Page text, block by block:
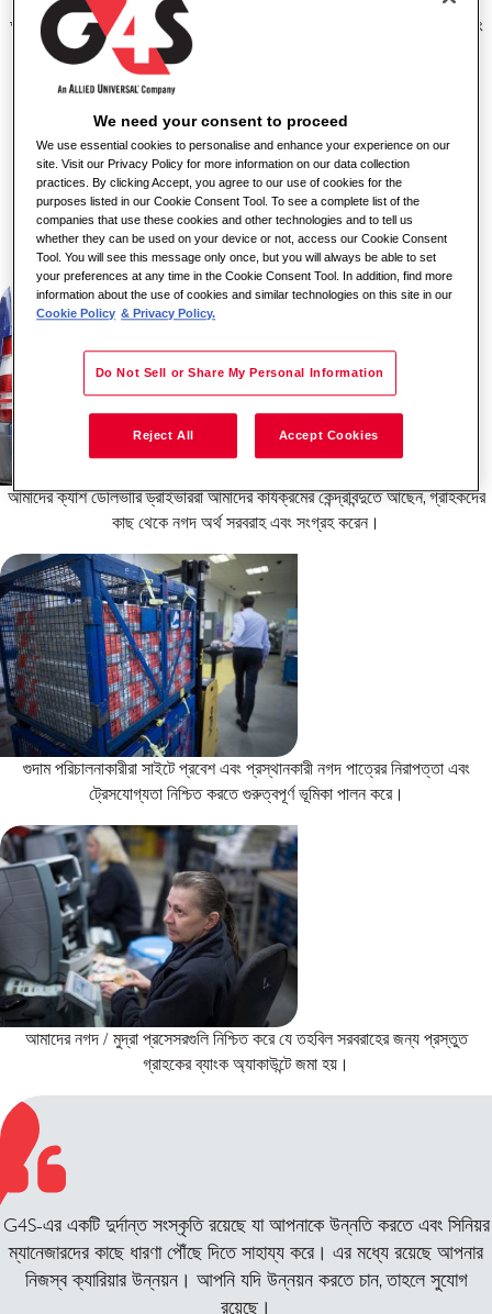
আমাদের ভূমিকা ব্যাংক এবং ব্যবসা প্রতিষ্ঠানে সংগ্রহ এবং বিতরণ, এটিএম পরিচালনা এবং
ব্যাংক নোট, কয়েন এবং চেক প্রক্রিয়াকরণের বাইরেও বিস্তৃত। আমরা ব্যবসা
প্রতিষ্ঠানগুলিকে নগদ, কার্ড, ফোন এবং অনলাইন কেনাকাটার জন্য অর্থপ্রদানের সমাধান
প্রদান করি। এর মধ্যে রয়েছে শিল্পকর্ম, গহনা এবং ওষুধের মতো মূল্যবান জিনিসপত্রের
নিরাপদ পরিবহন এবং সংরক্ষণ।
চাকরি দেখুন
আমাদের নগদ সমাধানের ভূমিকা
আমাদের ক্যাশ ডেলিভারি ড্রাইভাররা আমাদের কার্যক্রমের কেন্দ্রবিন্দুতে আছেন, গ্রাহকদের
কাছ থেকে নগদ অর্থ সরবরাহ এবং সংগ্রহ করেন।
গুদাম পরিচালনাকারীরা সাইটে প্রবেশ এবং প্রস্থানকারী নগদ পাত্রের নিরাপত্তা এবং
ট্রেসযোগ্যতা নিশ্চিত করতে গুরুত্বপূর্ণ ভূমিকা পালন করে।
আমাদের নগদ / মুদ্রা প্রসেসরগুলি নিশ্চিত করে যে তহবিল সরবরাহের জন্য প্রস্তুত
গ্রাহকের ব্যাংক অ্যাকাউন্টে জমা হয়।
G4S-এর একটি দুর্দান্ত সংস্কৃতি রয়েছে যা আপনাকে উন্নতি করতে এবং সিনিয়র
ম্যানেজারদের কাছে ধারণা পৌঁছে দিতে সাহায্য করে। এর মধ্যে রয়েছে আপনার
নিজস্ব ক্যারিয়ার উন্নয়ন। আপনি যদি উন্নয়ন করতে চান, তাহলে সুযোগ
রয়েছে।
We need your consent to proceed
We use essential cookies to personalise and enhance your experience on our
site. Visit our Privacy Policy for more information on our data collection
practices. By clicking Accept, you agree to our use of cookies for the
purposes listed in our Cookie Consent Tool. To see a complete list of the
companies that use these cookies and other technologies and to tell us
whether they can be used on your device or not, access our Cookie Consent
Tool. You will see this message only once, but you will always be able to set
your preferences at any time in the Cookie Consent Tool. In addition, find more
information about the use of cookies and similar technologies on this site in our
Cookie Policy & Privacy Policy.
Do Not Sell or Share My Personal Information
Reject All Accept Cookies